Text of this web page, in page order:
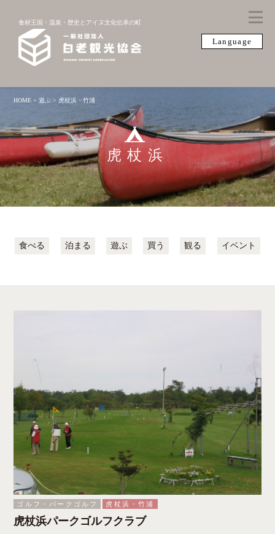
Language
食材王国・温泉・歴史とアイヌ文化伝承の町
HOME >遊ぶ > 虎杖浜・竹浦
虎杖浜
食べる 泊まる 遊ぶ 買う 観る イベント
ゴルフ・パークゴルフ 虎杖浜・竹浦
虎杖浜パークゴルフクラブ